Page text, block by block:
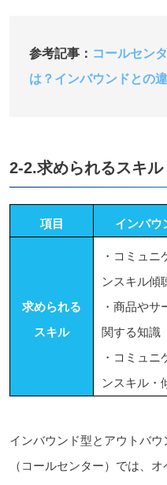
参考記事： コールセン
は？インバウンドとの
2-2.求められるスキル
項目 インバウ
求められる
スキル
・コミュニ
ンスキル傾
・商品やサ
関する知識
・コミュニ
ンスキル・
インバウンド型とアウトバ
（コールセンター）では、